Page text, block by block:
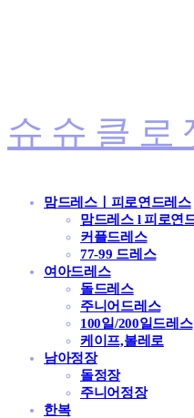
슈슈클
맘드레스ㅣ피로연드레스
맘드레스 l 피로연
커플드레스
77-99 드레스
여아드레스
돌드레스
주니어드레스
100일/200일드레스
케이프,볼레로
남아정장
돌정장
주니어정장
한복